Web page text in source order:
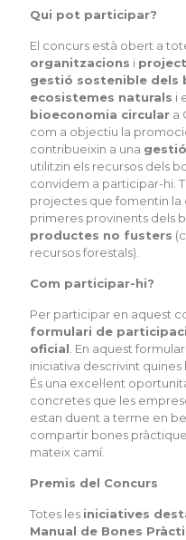
Qui pot participar?
El concurs està obert a
organitzacions i
gestió sostenible dels
ecosistemes naturals i
bioeconomia circular a
com a objectiu la
contribueixin a una
utilitzin els recursos dels
convidem a participar-hi.
projectes que fomentin la
primeres provinents dels
productes no fusters
recursos forestals).
Com participar-hi?
Per participar en aquest
formulari de
oficial. En aquest
iniciativa descrivint
És una excel·lent
concretes que les
estan duent a terme en
compartir bones
mateix camí.
Premis del Concurs
Totes les iniciatives
Manual de Bones